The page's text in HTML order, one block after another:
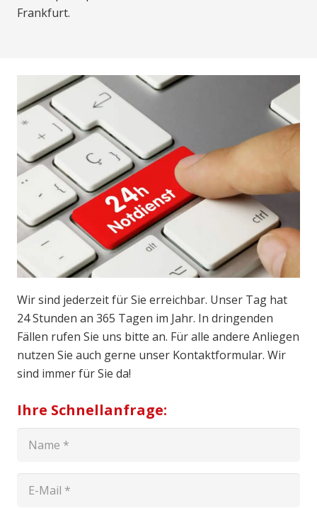
Frankfurt.
Wir sind jederzeit für Sie erreichbar. Unser Tag hat
24 Stunden an 365 Tagen im Jahr. In dringenden
Fällen rufen Sie uns bitte an. Für alle andere Anliegen
nutzen Sie auch gerne unser Kontaktformular. Wir
sind immer für Sie da!
Ihre Schnellanfrage: